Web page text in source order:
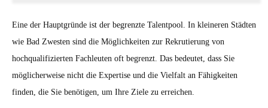
Eine der Hauptgründe ist der begrenzte Talentpool. In kleineren Städten
wie Bad Zwesten sind die Möglichkeiten zur Rekrutierung von
hochqualifizierten Fachleuten oft begrenzt. Das bedeutet, dass Sie
möglicherweise nicht die Expertise und die Vielfalt an Fähigkeiten
finden, die Sie benötigen, um Ihre Ziele zu erreichen.